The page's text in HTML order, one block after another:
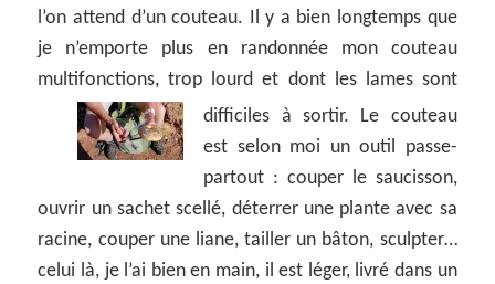
l’on attend d’un couteau. Il y a bien longtemps que
je n’emporte plus en randonnée mon couteau
multifonctions, trop lourd et dont les lames sont
difficiles à sortir. Le couteau
est selon moi un outil passe-
partout : couper le saucisson,
ouvrir un sachet scellé, déterrer une plante avec sa
racine, couper une liane, tailler un bâton, sculpter…
celui là, je l’ai bien en main, il est léger, livré dans un